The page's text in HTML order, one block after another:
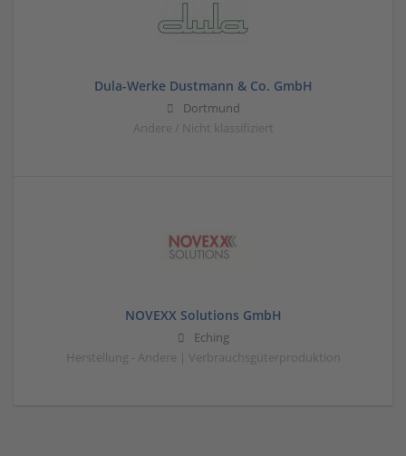
Dula-Werke Dustmann & Co. GmbH
Dortmund
Andere / Nicht klassifiziert
NOVEXX Solutions GmbH
Eching
Herstellung - Andere | Verbrauchsgüterproduktion